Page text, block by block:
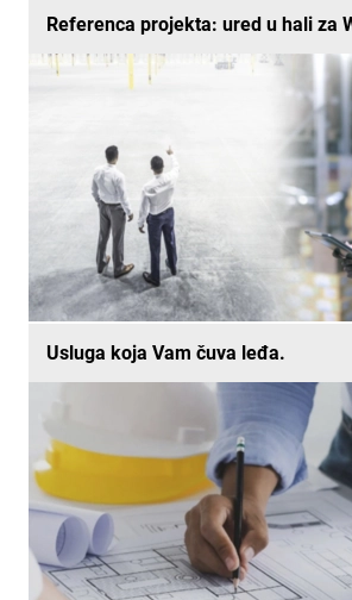
Referenca projekta: ured u hali za
Usluga koja Vam čuva leđa.